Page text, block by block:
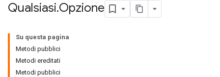
Qualsiasi.Opzione
Su questa pagina
Metodi pubblici
Metodi ereditati
Metodi pubblici